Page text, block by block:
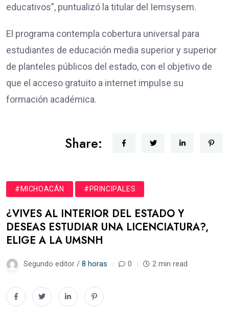
educativos”, puntualizó la titular del Iemsysem.
El programa contempla cobertura universal para
estudiantes de educación media superior y superior
de planteles públicos del estado, con el objetivo de
que el acceso gratuito a internet impulse su
formación académica.
Share:
#MICHOACÁN #PRINCIPALES
¿VIVES AL INTERIOR DEL ESTADO Y
DESEAS ESTUDIAR UNA LICENCIATURA?,
ELIGE A LA UMSNH
Segundo editor / 8 horas 0 2 min read